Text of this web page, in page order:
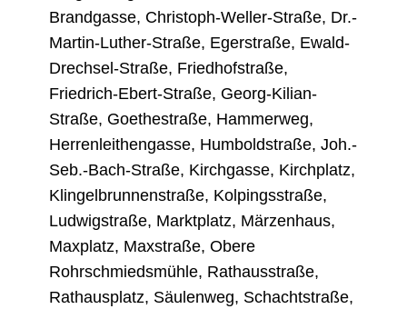
Brandgasse, Christoph-Weller-Straße, Dr.-
Martin-Luther-Straße, Egerstraße, Ewald-
Drechsel-Straße, Friedhofstraße,
Friedrich-Ebert-Straße, Georg-Kilian-
Straße, Goethestraße, Hammerweg,
Herrenleithengasse, Humboldstraße, Joh.-
Seb.-Bach-Straße, Kirchgasse, Kirchplatz,
Klingelbrunnenstraße, Kolpingsstraße,
Ludwigstraße, Marktplatz, Märzenhaus,
Maxplatz, Maxstraße, Obere
Rohrschmiedsmühle, Rathausstraße,
Rathausplatz, Säulenweg, Schachtstraße,